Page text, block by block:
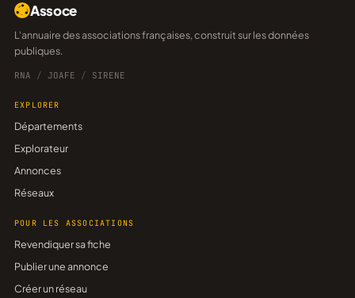
Assoce
L'annuaire des associations françaises, construit sur les données
publiques.
RNA / JOAFE / SIRENE
EXPLORER
Départements
Explorateur
Annonces
Réseaux
POUR LES ASSOCIATIONS
Revendiquer sa fiche
Publier une annonce
Créer un réseau